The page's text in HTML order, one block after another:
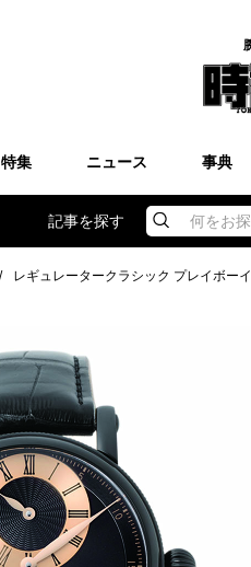
特集 ニュース 事典
記事を探す 何をお
レギュレータークラシック プレイボー